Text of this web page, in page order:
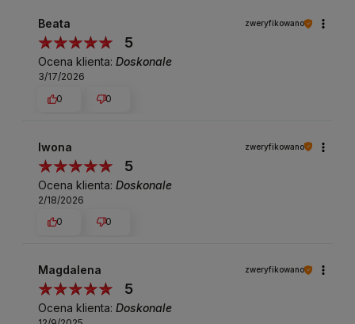
Beata zweryfikowano
5
Ocena klienta: Doskonale
3/17/2026
0
0
Iwona zweryfikowano
5
Ocena klienta: Doskonale
2/18/2026
0
0
Magdalena zweryfikowano
5
Ocena klienta: Doskonale